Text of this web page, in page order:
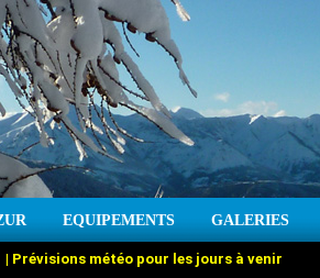
EQUIPEMENTS GALERIES
Vent : |Prévisions météo pour les jours à venir